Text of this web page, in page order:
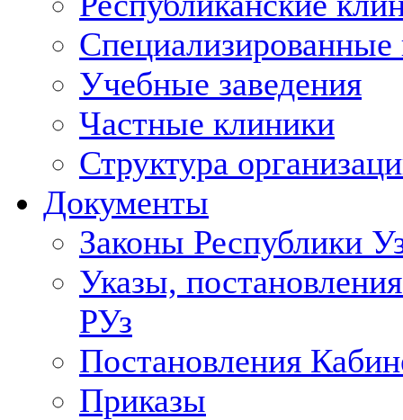
Учебные заведения
Частные клиники
Структура
Документы
Законы Республики
Указы,
РУз
Постановления
Приказы